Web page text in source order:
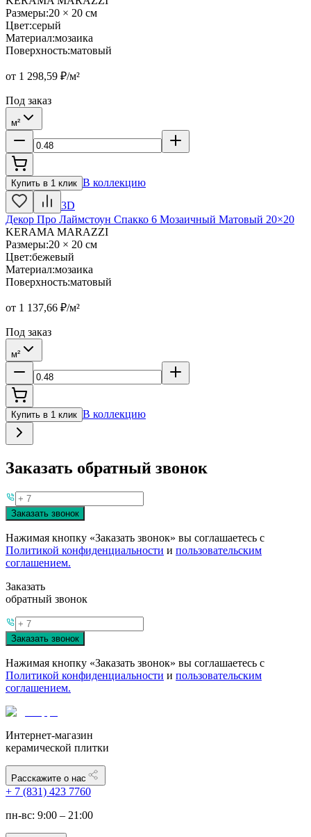
Размеры:20 × 20 см
Цвет:серый
Материал:мозаика
Поверхность:матовый
от 1 298,59 ₽/м²
Под заказ
м²
Купить в 1 клик В коллекцию
3D
Декор Про Лаймстоун Спакко 6 Мозаичный Матовый 20×20
KERAMA MARAZZI
Размеры:20 × 20 см
Цвет:бежевый
Материал:мозаика
Поверхность:матовый
от 1 137,66 ₽/м²
Под заказ
м²
Купить в 1 клик В коллекцию
Заказать обратный звонок
Заказать звонок
Нажимая кнопку «Заказать звонок» вы соглашаетесь с
Политикой конфиденциальности и пользовательским
соглашением.
Заказать
обратный звонок
Заказать звонок
Нажимая кнопку «Заказать звонок» вы соглашаетесь с
Политикой конфиденциальности и пользовательским
соглашением.
Интернет-магазин
керамической плитки
Расскажите о нас
+ 7 (831) 423 7760
пн-вс: 9:00 – 21:00